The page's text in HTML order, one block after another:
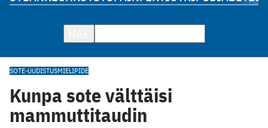
SOTE-UUDISTUSMIELIPIDE
Kunpa sote välttäisi
mammuttitaudin